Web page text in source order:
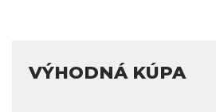
VÝHODNÁ KÚPA